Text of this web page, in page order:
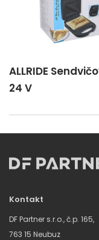
ALLRIDE
24 V
Kontakt
DF Partner s.r.o., č.p. 165,
763 15 Neubuz